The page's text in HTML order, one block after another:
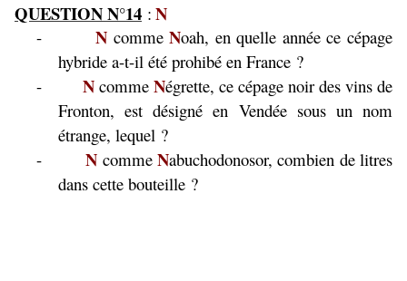
QUESTION N°14 : N
- N comme Noah, en quelle année ce cépage
hybride a-t-il été prohibé en France ?
-
N comme Négrette, ce cépage noir des vins de
Fronton, est désigné en Vendée sous un nom
étrange, lequel ?
-
N comme Nabuchodonosor, combien de litres
dans cette bouteille ?